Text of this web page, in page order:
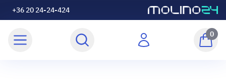
+36 20 24-24-424
0